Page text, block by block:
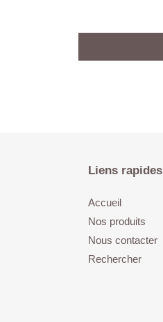
Liens rapides
Accueil
Nos produits
Nous contacter
Rechercher